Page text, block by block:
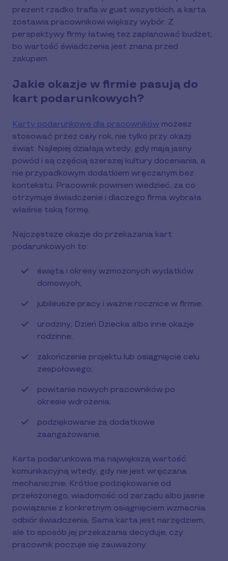
prezent rzadko trafia w gust wszystkich, a karta
zostawia pracownikowi większy wybór. Z
perspektywy firmy łatwiej też zaplanować budżet,
bo wartość świadczenia jest znana przed
zakupem.
Jakie okazje w firmie pasują do
kart podarunkowych?
Karty podarunkowe dla pracowników możesz
stosować przez cały rok, nie tylko przy okazji
świąt. Najlepiej działają wtedy, gdy mają jasny
powód i są częścią szerszej kultury doceniania, a
nie przypadkowym dodatkiem wręczanym bez
kontekstu. Pracownik powinien wiedzieć, za co
otrzymuje świadczenie i dlaczego firma wybrała
właśnie taką formę.
Najczęstsze okazje do przekazania kart
podarunkowych to:
święta i okresy wzmożonych wydatków
domowych;
jubileusze pracy i ważne rocznice w firmie;
urodziny, Dzień Dziecka albo inne okazje
rodzinne;
zakończenie projektu lub osiągnięcie celu
zespołowego;
powitanie nowych pracowników po
okresie wdrożenia;
podziękowanie za dodatkowe
zaangażowanie.
Karta podarunkowa ma największą wartość
komunikacyjną wtedy, gdy nie jest wręczana
mechanicznie. Krótkie podziękowanie od
przełożonego, wiadomość od zarządu albo jasne
powiązanie z konkretnym osiągnięciem wzmacnia
odbiór świadczenia. Sama karta jest narzędziem,
ale to sposób jej przekazania decyduje, czy
pracownik poczuje się zauważony.